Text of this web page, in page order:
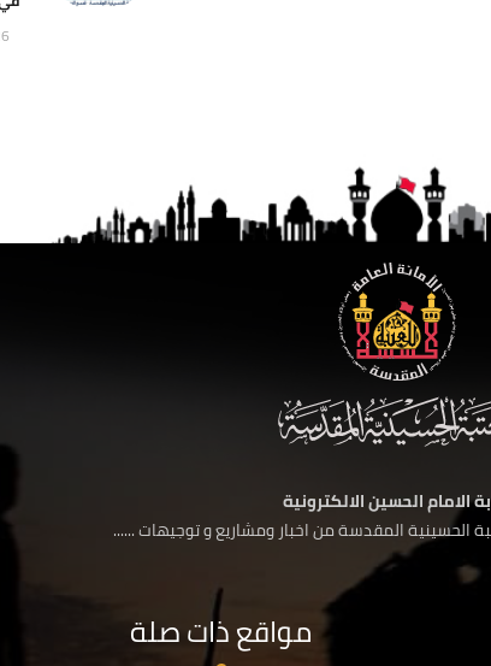
الامام الحسين الالكترونية
الحسينية المقدسة من اخبار ومشاريع و توجيهات ......
مواقع ذات صلة